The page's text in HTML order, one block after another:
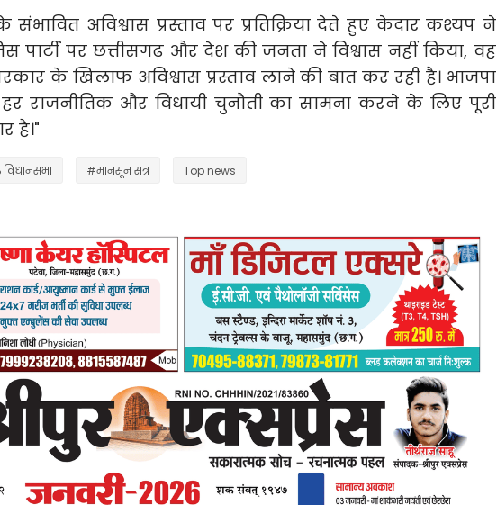
संभावित अविश्वास प्रस्ताव पर प्रतिक्रिया देते हुए केदार कश्यप ने
पार्टी पर छत्तीसगढ़ और देश की जनता ने विश्वास नहीं किया, वह
के खिलाफ अविश्वास प्रस्ताव लाने की बात कर रही है। भाजपा
राजनीतिक और विधायी चुनौती का सामना करने के लिए पूरी
है।"
#मानसून सत्र Top news